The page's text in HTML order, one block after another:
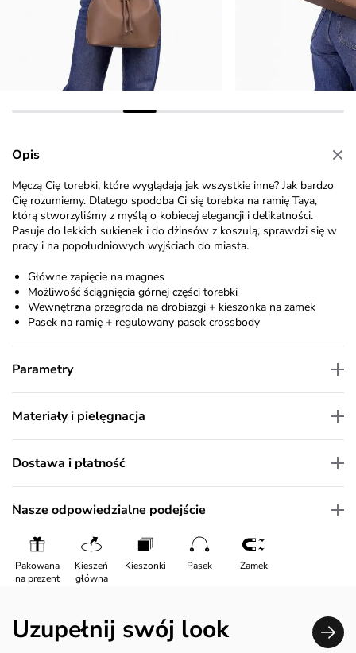
Opis
Męczą Cię torebki, które wyglądają jak wszystkie inne? Jak bardzo
Cię rozumiemy. Dlatego spodoba Ci się torebka na ramię Taya,
którą stworzyliśmy z myślą o kobiecej elegancji i delikatności.
Pasuje do lekkich sukienek i do dżinsów z koszulą, sprawdzi się w
pracy i na popołudniowych wyjściach do miasta.
Główne zapięcie na magnes
Możliwość ściągnięcia górnej części torebki
Wewnętrzna przegroda na drobiazgi + kieszonka na zamek
Pasek na ramię + regulowany pasek crossbody
Parametry
Materiały i pielęgnacja
Dostawa i płatność
Nasze odpowiedzialne podejście
Pakowana
na prezent
Kieszeń
główna
Kieszonki Pasek Zamek
Uzupełnij swój look